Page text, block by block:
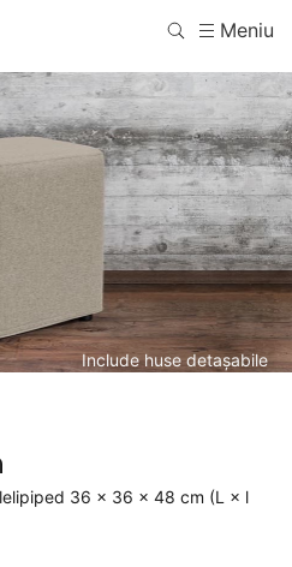
Meniu
Include huse detașabile
36 × 36 × 48 cm (L × l